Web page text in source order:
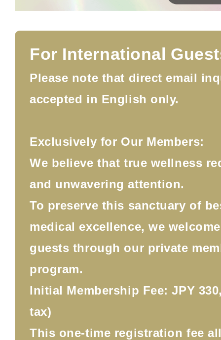
For International
Please note that direct email
accepted in English only.
Exclusively for Our Members:
We believe that true wellness
and unwavering attention.
To preserve this sanctuary of
medical excellence, we
guests through our private
program.
Initial Membership Fee: JPY
tax)
This one-time registration fee